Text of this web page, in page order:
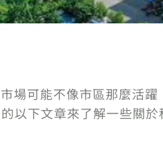
場可能不像市區那麼活
下文章來了解一些關於